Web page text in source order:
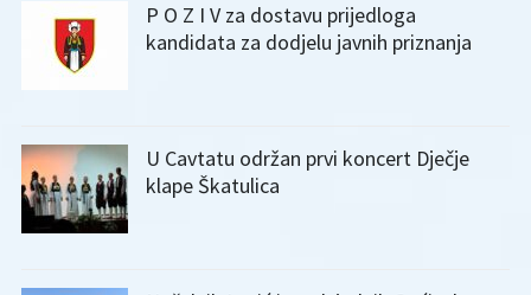
P O Z I V za dostavu prijedloga
kandidata za dodjelu javnih priznanja
U Cavtatu održan prvi koncert Dječje
klape Škatulica